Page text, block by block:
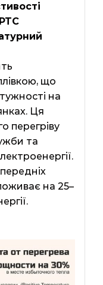
що
на
Ця
перегріву
та
на 25–